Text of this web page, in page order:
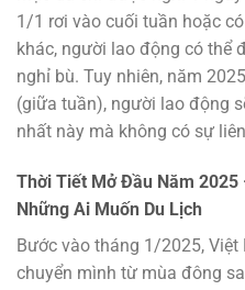
1/1 rơi vào cuối tuần hoặc
khác, người lao động có thể
nghỉ bù. Tuy nhiên, năm
(giữa tuần), người lao động
nhất này mà không có sự
Thời Tiết Mở Đầu Năm 2025
Những Ai Muốn Du Lịch
Bước vào tháng 1/2025,
chuyển mình từ mùa đông